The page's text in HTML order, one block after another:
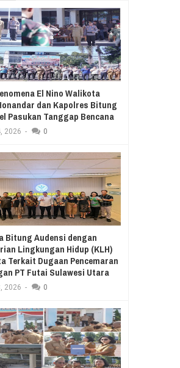
El Nino Walikota
dan Kapolres Bitung
Pasukan Tanggap Bencana
2026 - 0
Bitung Audensi dengan
Lingkungan Hidup (KLH)
Terkait Dugaan Pencemaran
PT Futai Sulawesi Utara
2026 - 0